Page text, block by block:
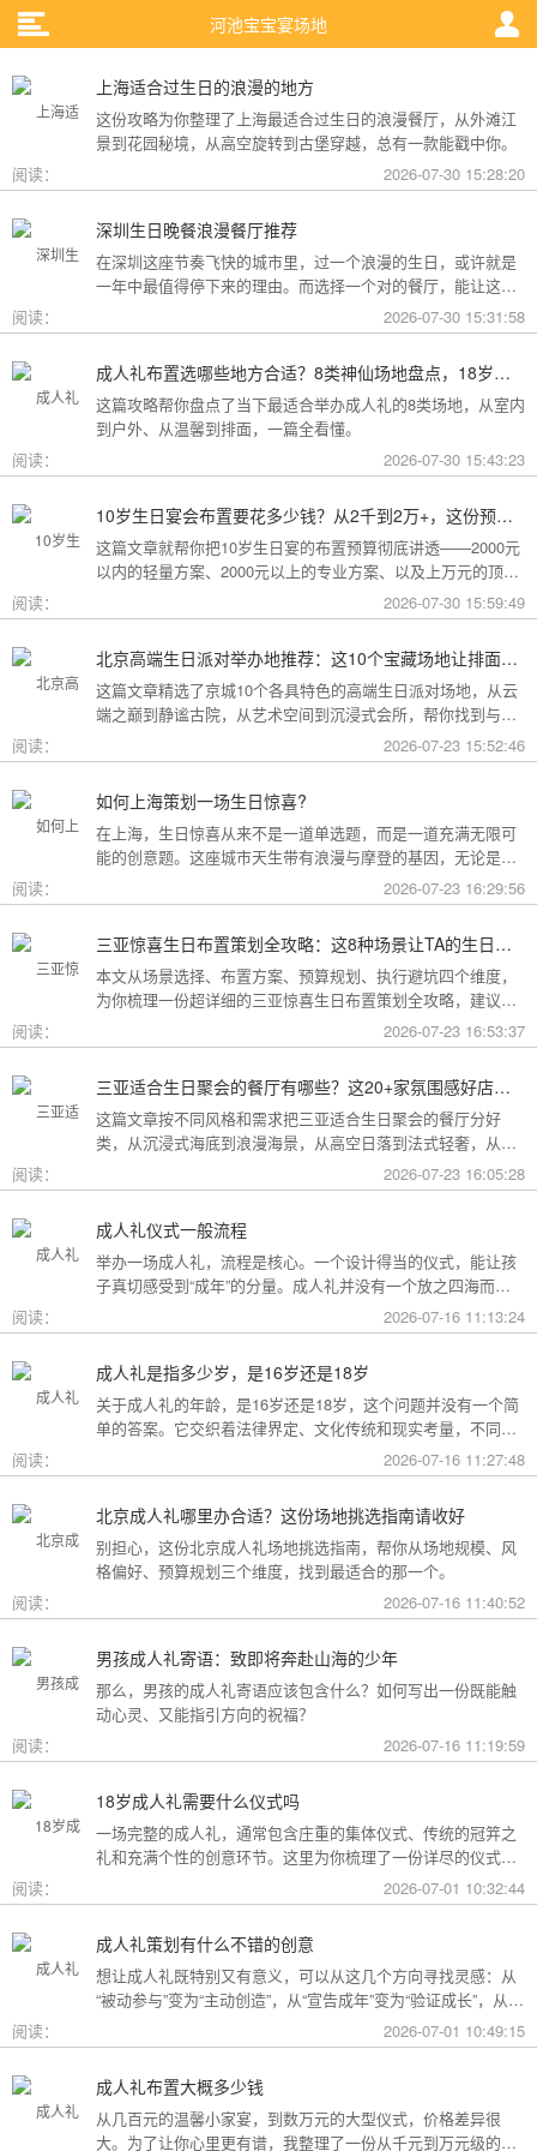
河池宝宝宴场地
上海适合过生日的浪漫的地方
这份攻略为你整理了上海最适合过生日的浪漫餐厅，从外滩江
景到花园秘境，从高空旋转到古堡穿越，总有一款能戳中你。
阅读：
2026-07-30 15:28:20
深圳生日晚餐浪漫餐厅推荐
在深圳这座节奏飞快的城市里，过一个浪漫的生日，或许就是
一年中最值得停下来的理由。而选择一个对的餐厅，能让这一
天从“普通”变成“终生难忘”。无论是俯瞰城市灯火的高空秘境，
还是被鲜花与海风包裹的梦幻露台，深圳从不缺乏仪式感。
阅读： 2026-07-30 15:31:58
成人礼布置选哪些地方合适？8类神仙场地盘点，18岁的仪式感从选对地方开始
这篇攻略帮你盘点了当下最适合举办成人礼的8类场地，从室内
到户外、从温馨到排面，一篇全看懂。
阅读：
2026-07-30 15:43:23
10岁生日宴会布置要花多少钱？从2千到2万+，这份预算攻略讲透了
这篇文章就帮你把10岁生日宴的布置预算彻底讲透——2000元
以内的轻量方案、2000元以上的专业方案、以及上万元的顶配
阅读： 2026-07-30 15:59:49
北京高端生日派对举办地推荐：这10个宝藏场地让排面与品味兼得
这篇文章精选了京城10个各具特色的高端生日派对场地，从云
端之巅到静谧古院，从艺术空间到沉浸式会所，帮你找到与心
阅读： 2026-07-23 15:52:46
如何上海策划一场生日惊喜?
在上海，生日惊喜从来不是一道单选题，而是一道充满无限可
能的创意题。这座城市天生带有浪漫与摩登的基因，无论是外
滩的璀璨夜景，还是梧桐树下的老洋房，都为策划惊喜提供了
无尽的灵感
阅读： 2026-07-23 16:29:56
三亚惊喜生日布置策划全攻略：这8种场景让TA的生日成为永远难忘的回忆
本文从场景选择、布置方案、预算规划、执行避坑四个维度，
为你梳理一份超详细的三亚惊喜生日布置策划全攻略，建议收
阅读： 2026-07-23 16:53:37
三亚适合生日聚会的餐厅有哪些？这20+家氛围感好店按风格挑，一篇搞定
这篇文章按不同风格和需求把三亚适合生日聚会的餐厅分好
类，从沉浸式海底到浪漫海景，从高空日落到法式轻奢，从热
带庭院到高性价比好店，直接对号入座就行。
阅读： 2026-07-23 16:05:28
成人礼仪式一般流程
举办一场成人礼，流程是核心。一个设计得当的仪式，能让孩
子真切感受到“成年”的分量。成人礼并没有一个放之四海而皆
准的固定模板，它可以根据不同的风格和规模灵活调整。下面
为你梳理了传统、现代和家庭聚会三种主要场景的完整流程，
阅读： 2026-07-16 11:13:24
成人礼是指多少岁，是16岁还是18岁
关于成人礼的年龄，是16岁还是18岁，这个问题并没有一个简
单的答案。它交织着法律界定、文化传统和现实考量，不同的
阅读： 2026-07-16 11:27:48
北京成人礼哪里办合适？这份场地挑选指南请收好
别担心，这份北京成人礼场地挑选指南，帮你从场地规模、风
格偏好、预算规划三个维度，找到最适合的那一个。
阅读：
2026-07-16 11:40:52
男孩成人礼寄语：致即将奔赴山海的少年
那么，男孩的成人礼寄语应该包含什么？如何写出一份既能触
动心灵、又能指引方向的祝福？
阅读：
2026-07-16 11:19:59
18岁成人礼需要什么仪式吗
一场完整的成人礼，通常包含庄重的集体仪式、传统的冠笄之
礼和充满个性的创意环节。这里为你梳理了一份详尽的仪式清
阅读： 2026-07-01 10:32:44
成人礼策划有什么不错的创意
想让成人礼既特别又有意义，可以从这几个方向寻找灵感：从
“被动参与”变为“主动创造”，从“宣告成年”变为“验证成长”，从
阅读： 2026-07-01 10:49:15
成人礼布置大概多少钱
从几百元的温馨小家宴，到数万元的大型仪式，价格差异很
大。为了让你心里更有谱，我整理了一份从千元到万元级的费